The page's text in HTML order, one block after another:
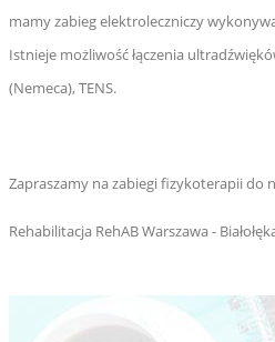
mamy zabieg elektroleczniczy
Istnieje możliwość łączenia
(Nemeca), TENS.
Zapraszamy na zabiegi fizykoterapii do
Rehabilitacja RehAB Warszawa -